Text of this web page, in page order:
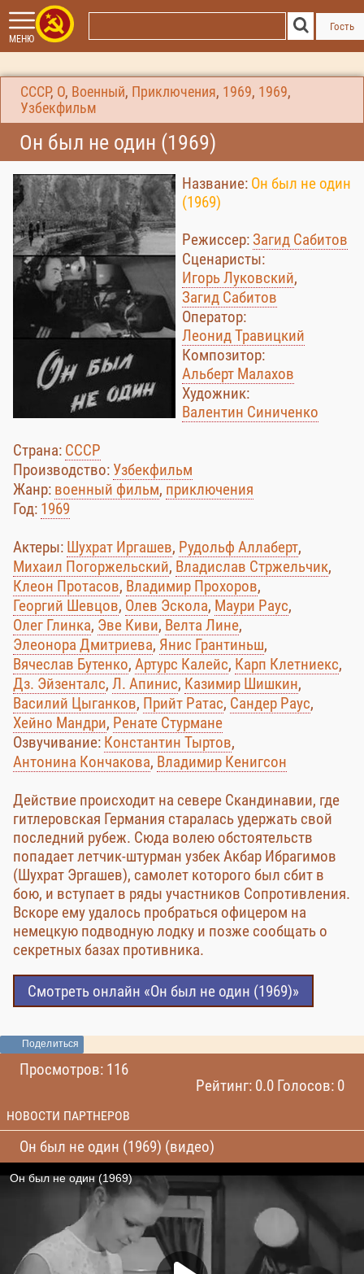
МЕНЮ
Гость
СССР, О, Военный, Приключения, 1969, 1969,
Узбекфильм
Он был не один (1969)
Название: Он был не один
(1969)
Режиссер:Загид Сабитов
Сценаристы:
Игорь Луковский,
Загид Сабитов
Оператор:
Леонид Травицкий
Композитор:
Альберт Малахов
Художник:
Валентин Синиченко
Страна: СССР
Производство: Узбекфильм
Жанр: военный фильм, приключения
Год: 1969
Актеры: Шухрат Иргашев, Рудольф Аллаберт,
Михаил Погоржельский, Владислав Стржельчик,
Клеон Протасов, Владимир Прохоров,
Георгий Шевцов, Олев Эскола, Маури Раус,
Олег Глинка, Эве Киви, Велта Лине,
Элеонора Дмитриева, Янис Грантиньш,
Вячеслав Бутенко, Артурс Калейс, Карп Клетниекс,
Дз. Эйзенталс, Л. Апинис, Казимир Шишкин,
Василий Цыганков, Прийт Ратас, Сандер Раус,
Хейно Мандри, Ренате Стурмане
Озвучивание: Константин Тыртов,
Антонина Кончакова, Владимир Кенигсон
Действие происходит на севере Скандинавии, где
гитлеровская Германия старалась удержать свой
последний рубеж. Сюда волею обстоятельств
попадает летчик-штурман узбек Акбар Ибрагимов
(Шухрат Эргашев), самолет которого был сбит в
бою, и вступает в ряды участников Сопротивления.
Вскоре ему удалось пробраться офицером на
немецкую подводную лодку и позже сообщать о
секретных базах противника.
Смотреть онлайн «Он был не один (1969)»
Поделиться
Просмотров: 116
Рейтинг: 0.0 Голосов: 0
НОВОСТИ ПАРТНЕРОВ
Он был не один (1969) (видео)